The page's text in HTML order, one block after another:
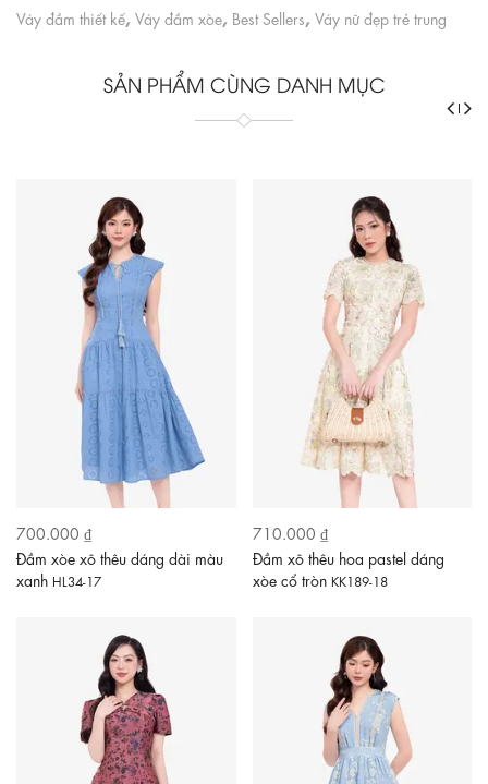
Váy đầm thiết kế, Váy đầm xòe, Best Sellers, Váy nữ đẹp trẻ trung
SẢN PHẨM CÙNG DANH MỤC
700.000 ₫
Đầm xòe xô thêu dáng dài màu
xanh HL34-17
710.000 ₫
Đầm xô thêu hoa pastel dáng
xòe cổ tròn KK189-18